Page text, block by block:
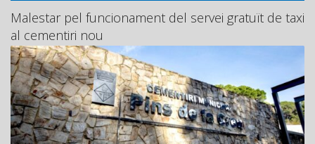
Malestar pel funcionament del servei gratuït de taxi
al cementiri nou